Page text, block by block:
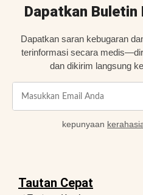
Dapatkan Buletin
Dapatkan saran kebugaran
terinformasi secara
dan dikirim langsung
kepunyaan
Tautan Cepat